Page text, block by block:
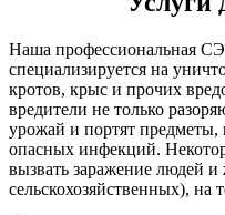
Наша профессиональная
специализируется на
кротов, крыс и прочих
вредители не только
урожай и портят предметы,
опасных инфекций.
вызвать заражение людей
сельскохозяйственных), на